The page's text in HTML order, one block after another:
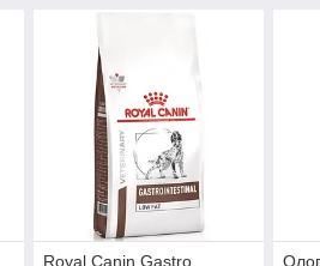
Royal Canin Gastro